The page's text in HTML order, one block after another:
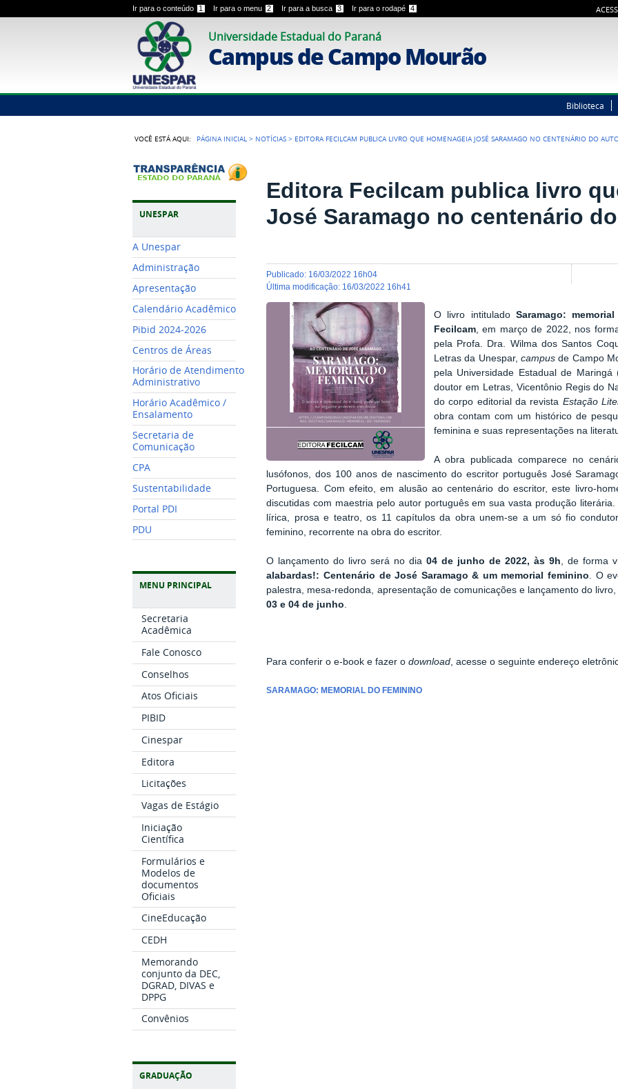
Ir para o conteúdo 1 Ir para o menu 2 Ir para a busca 3 Ir para o rodapé 4
Universidade Estadual do Paraná
Campus de Campo Mourão
Biblioteca
VOCÊ ESTÁ AQUI: PÁGINA INICIAL > NOTÍCIAS > EDITORA FECILCAM PUBLICA LIVRO QUE HOMENAGEIA JOSÉ SARAMAGO NO CENTENÁRIO DO
UNESPAR
A Unespar
Administração
Apresentação
Calendário Acadêmico
Pibid 2024-2026
Centros de Áreas
Horário de Atendimento
Administrativo
Horário Acadêmico /
Ensalamento
Secretaria de
Comunicação
CPA
Sustentabilidade
Portal PDI
PDU
MENU PRINCIPAL
Secretaria
Acadêmica
Fale Conosco
Conselhos
Atos Oficiais
PIBID
Cinespar
Editora
Licitações
Vagas de Estágio
Iniciação
Científica
Formulários e
Modelos de
documentos
Oficiais
CineEducação
CEDH
Memorando
conjunto da DEC,
DGRAD, DIVAS e
DPPG
Convênios
GRADUAÇÃO
Editora Fecilcam publica livro
José Saramago no centenário
publicado: 16/03/2022 16h04
última modificação: 16/03/2022 16h41
O livro intitulado Saramago:
Fecilcam, em março de 2022, nos
pela Profa. Dra. Wilma dos Santos
Letras da Unespar, campusde Campo
pela Universidade Estadual de
doutor em Letras, Vicentônio Regis do
do corpo editorial da revista Estação
obra contam com um histórico de
feminina e suas representações na
A obra publicada comparece no
lusófonos, dos 100 anos de nascimento do escritor português José
Portuguesa. Com efeito, em alusão ao centenário do escritor, este livro-
discutidas com maestria pelo autor português em sua vasta produção
lírica, prosa e teatro, os 11 capítulos da obra unem-se a um só fio
feminino, recorrente na obra do escritor.
O lançamento do livro será no dia04 de junho de 2022, às 9h , de forma
alabardas!: Centenário de José Saramago & um memorial feminino . O
palestra, mesa-redonda, apresentação de comunicações e lançamento do
03 e 04 de junho
Para conferir o e-book e fazer odownload , acesse o seguinte endereço
SARAMAGO: MEMORIAL DO FEMININO